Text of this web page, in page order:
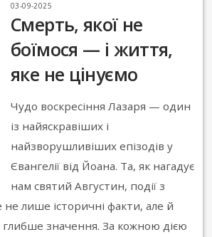
03-09-2025
Смерть, якої не
боїмося — і життя,
яке не цінуємо
Чудо воскресіння Лазаря — один
із найяскравіших і
найзворушливіших епізодів у
Євангелії від Йоана. Та, як нагадує
нам святий Августин, події з
лише історичні факти, але й
глибше значення. За кожною дією